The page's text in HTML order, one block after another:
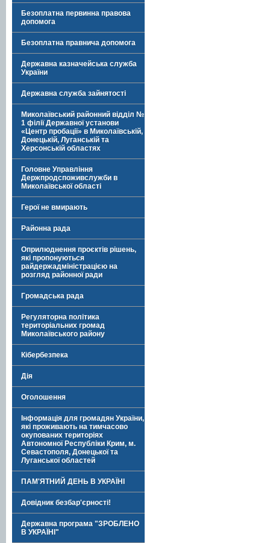
Безоплатна первинна правова
допомога
Безоплатна правнича допомога
Державна казначейська служба
України
Державна служба зайнятості
Миколаївський районний відділ №
1 філії Державної установи
«Центр пробації» в Миколаївській,
Донецькій, Луганській та
Херсонській областях
Головне Управління
Держпродспоживслужби в
Миколаївської області
Герої не вмирають
Районна рада
Оприлюднення проєктів рішень,
які пропонуються
райдержадміністрацією на
розгляд районної ради
Громадська рада
Регуляторна політика
територіальних громад
Миколаївського району
Кібербезпека
Дія
Оголошення
Інформація для громадян України,
які проживають на тимчасово
окупованих територіях
Автономної Республіки Крим, м.
Севастополя, Донецької та
Луганської областей
ПАМ'ЯТНИЙ ДЕНЬ В УКРАЇНІ
Довідник безбар'єрності!
Державна програма "ЗРОБЛЕНО
В УКРАЇНІ"